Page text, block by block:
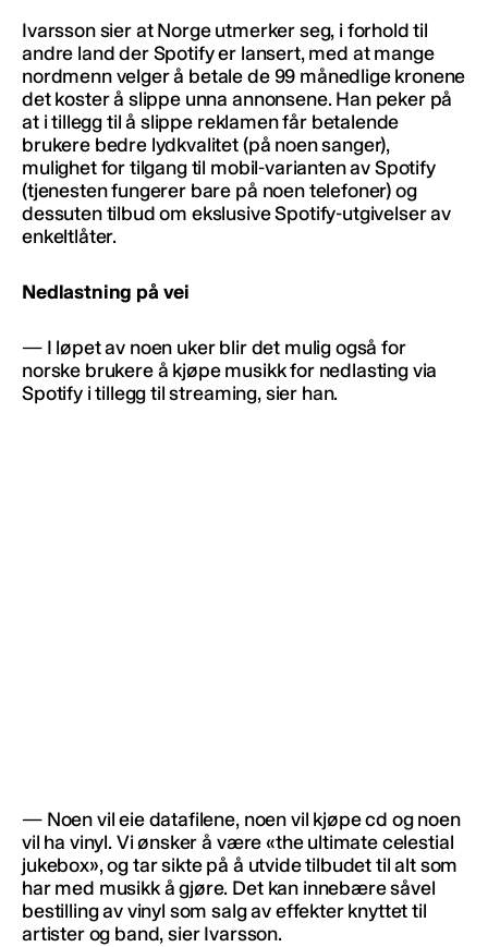
Ivarsson sier at Norge utmerker seg, i forhold til
andre land der Spotify er lansert, med at mange
nordmenn velger å betale de 99 månedlige kronene
det koster å slippe unna annonsene. Han peker på
at i tillegg til å slippe reklamen får betalende
brukere bedre lydkvalitet (på noen sanger),
mulighet for tilgang til mobil-varianten av Spotify
(tjenesten fungerer bare på noen telefoner) og
dessuten tilbud om ekslusive Spotify-utgivelser av
enkeltlåter.
Nedlastning på vei
— I løpet av noen uker blir det mulig også for
norske brukere å kjøpe musikk for nedlasting via
Spotify i tillegg til streaming, sier han.
— Noen vil eie datafilene, noen vil kjøpe cd og noen
vil ha vinyl. Vi ønsker å være «the ultimate celestial
jukebox», og tar sikte på å utvide tilbudet til alt som
har med musikk å gjøre. Det kan innebære såvel
bestilling av vinyl som salg av effekter knyttet til
artister og band, sier Ivarsson.